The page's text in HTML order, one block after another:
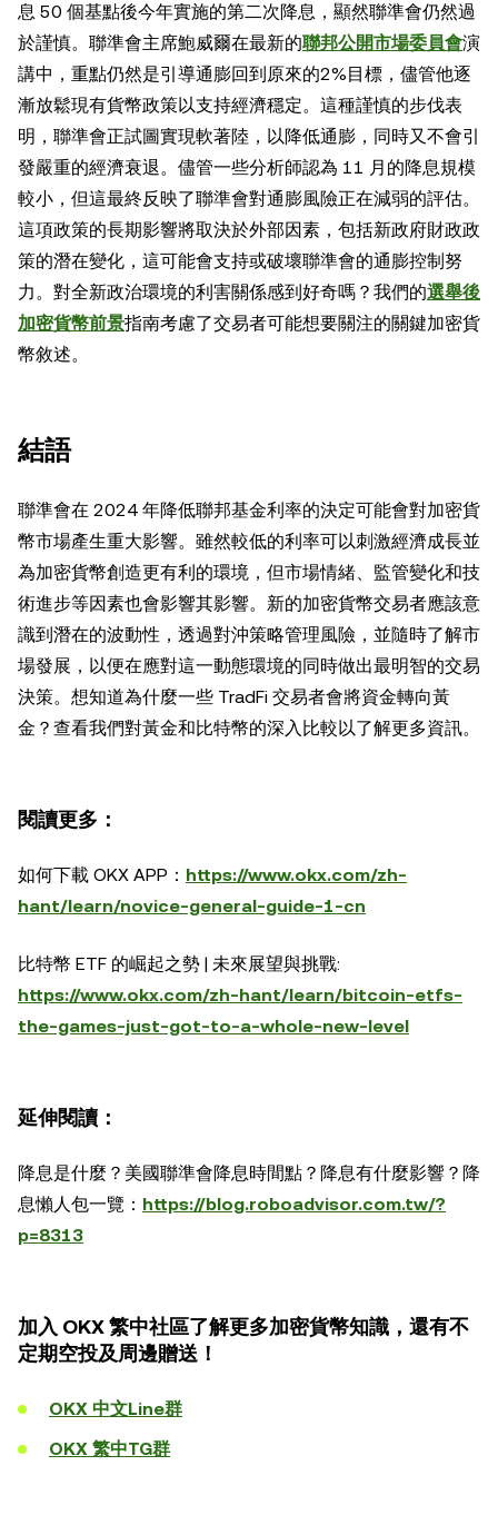
息 50 個基點後今年實施的第二次降息，顯然聯準會仍然過
於謹慎。聯準會主席鮑威爾在最新的聯邦公開市場委員會演
講中，重點仍然是引導通膨回到原來的2%目標，儘管他逐
漸放鬆現有貨幣政策以支持經濟穩定。這種謹慎的步伐表
明，聯準會正試圖實現軟著陸，以降低通膨，同時又不會引
發嚴重的經濟衰退。儘管一些分析師認為 11 月的降息規模
較小，但這最終反映了聯準會對通膨風險正在減弱的評估。
這項政策的長期影響將取決於外部因素，包括新政府財政政
策的潛在變化，這可能會支持或破壞聯準會的通膨控制努
力。對全新政治環境的利害關係感到好奇嗎？我們的選舉後
加密貨幣前景指南考慮了交易者可能想要關注的關鍵加密貨
幣敘述。
結語
聯準會在 2024 年降低聯邦基金利率的決定可能會對加密貨
幣市場產生重大影響。雖然較低的利率可以刺激經濟成長並
為加密貨幣創造更有利的環境，但市場情緒、監管變化和技
術進步等因素也會影響其影響。新的加密貨幣交易者應該意
識到潛在的波動性，透過對沖策略管理風險，並隨時了解市
場發展，以便在應對這一動態環境的同時做出最明智的交易
決策。想知道為什麼一些 TradFi 交易者會將資金轉向黃
金？查看我們對黃金和比特幣的深入比較以了解更多資訊。
閱讀更多：
如何下載 OKX APP： https://www.okx.com/zh-
hant/learn/novice-general-guide-1-cn
比特幣 ETF 的崛起之勢 | 未來展望與挑戰:
https://www.okx.com/zh-hant/learn/bitcoin-etfs-
the-games-just-got-to-a-whole-new-level
延伸閱讀：
降息是什麼？美國聯準會降息時間點？降息有什麼影響？降
息懶人包一覽： https://blog.roboadvisor.com.tw/?
p=8313
加入 OKX 繁中社區了解更多加密貨幣知識，還有不
定期空投及周邊贈送！
OKX 中文Line群
OKX 繁中TG群